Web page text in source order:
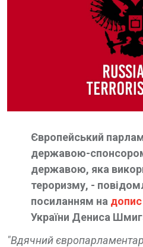
Європейський
державою-
державою, яка
тероризму, -
посиланням на допис
України Дениса
"Вдячний